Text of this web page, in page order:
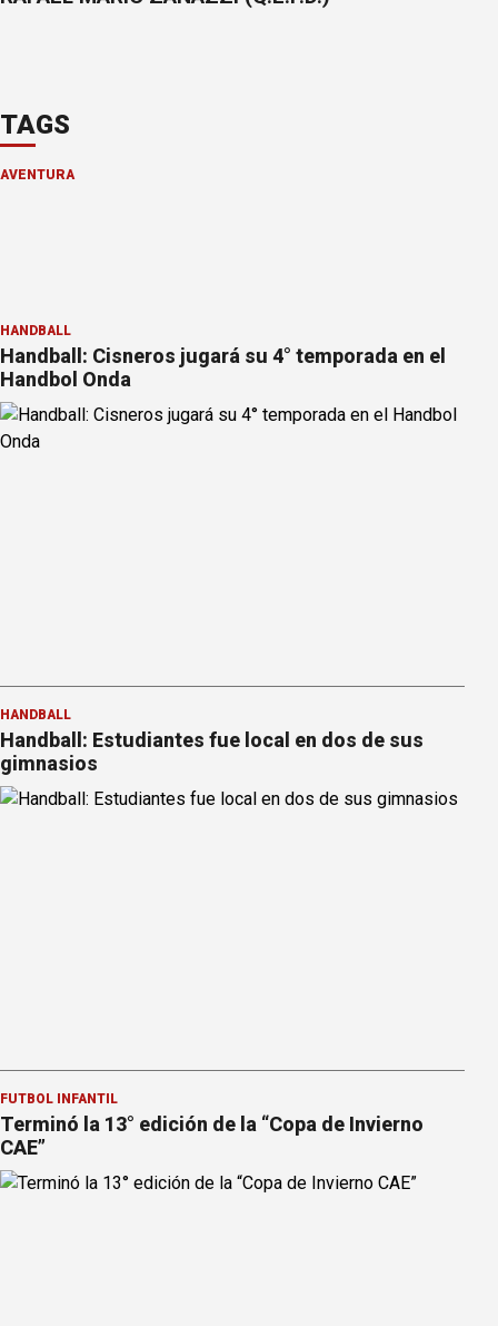
TAGS
AVENTURA
HANDBALL
Handball: Cisneros jugará su 4° temporada en el
Handbol Onda
HANDBALL
Handball: Estudiantes fue local en dos de sus
gimnasios
FÚTBOL INFANTIL
Terminó la 13° edición de la “Copa de Invierno
CAE”